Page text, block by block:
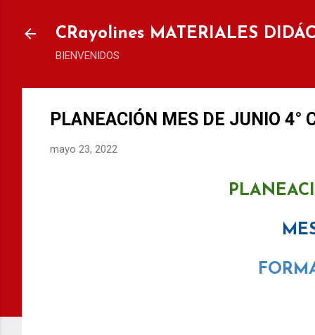
CRayolines MATERIALES
BIENVENIDOS
PLANEACIÓN MES DE JUNIO 4°
mayo 23, 2022